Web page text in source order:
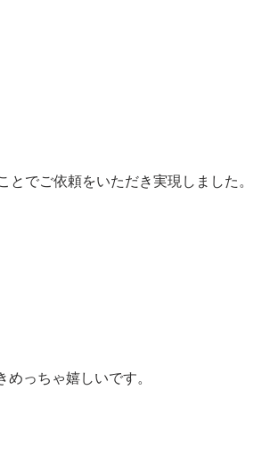
でご依頼をいただき実現しました。
っちゃ嬉しいです。